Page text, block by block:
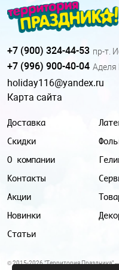
Доставка
Скидки
О компании
Контакты
Акции
Новинки
Статьи
+7 (900) 324-44-53 пр-т.
+7 (996) 900-40-04 Аделя
holiday116@yandex.ru
Карта сайта
© 2015-2026 "Территория Праздника"